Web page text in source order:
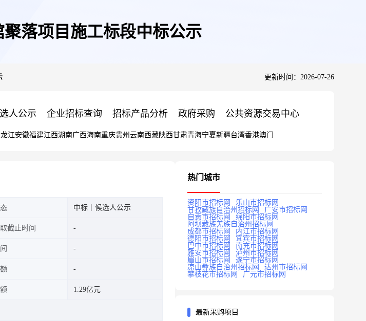
落项目施工标段中标公示
更新时间：2026-07-26
人公示 企业招标查询 招标产品分析 政府采购 公共资源交易中心
江安徽福建江西湖南广西海南重庆贵州 云南西藏陕西甘肃青海宁夏新疆台湾香港澳门
中标｜候选人公示
截止时间
1.29亿元
热门城市
资阳市招标网
乐山市招标网
甘孜藏族自治州招标网
广安市招标网
自贡市招标网
绵阳市招标网
阿坝藏族羌族自治州招标网
成都市招标网
内江市招标网
德阳市招标网
宜宾市招标网
巴中市招标网
南充市招标网
雅安市招标网
泸州市招标网
眉山市招标网
遂宁市招标网
凉山彝族自治州招标网
达州市招标网
攀枝花市招标网
广元市招标网
最新采购项目